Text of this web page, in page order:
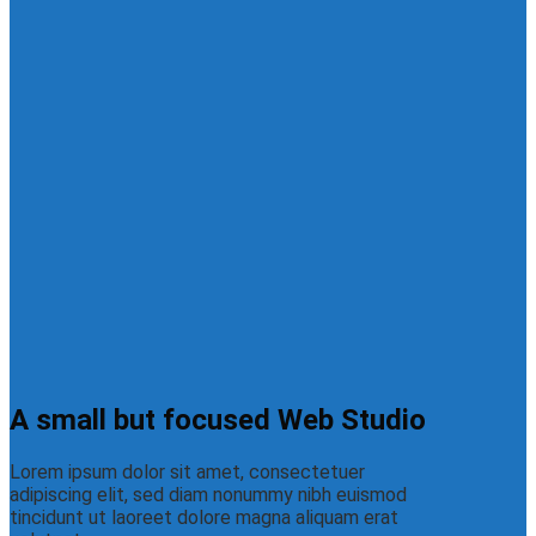
A small but focused Web Studio
Lorem ipsum dolor sit amet, consectetuer
adipiscing elit, sed diam nonummy nibh euismod
tincidunt ut laoreet dolore magna aliquam erat